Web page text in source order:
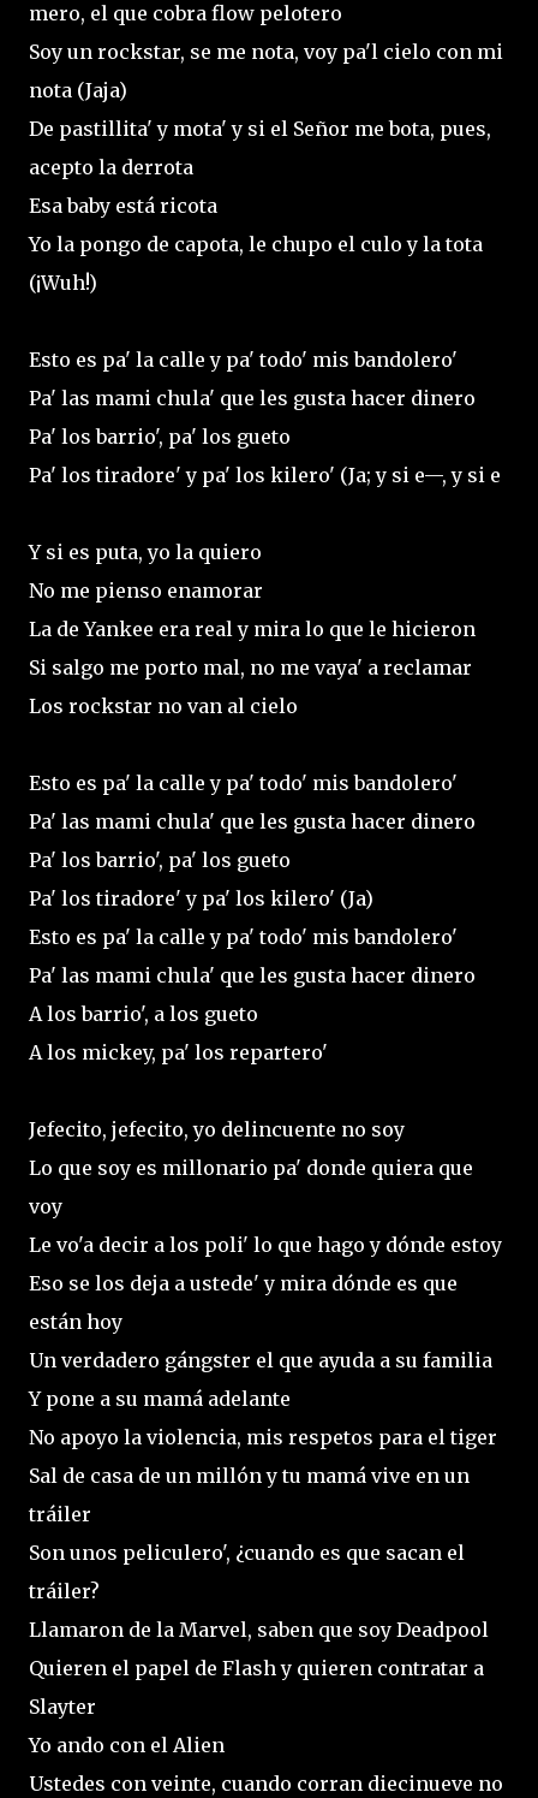
mero, el que cobra flow pelotero
Soy un rockstar, se me nota, voy pa'l cielo con mi
nota (Jaja)
De pastillita' y mota' y si el Señor me bota, pues,
acepto la derrota
Esa baby está ricota
Yo la pongo de capota, le chupo el culo y la tota
(¡Wuh!)
Esto es pa' la calle y pa' todo' mis bandolero'
Pa' las mami chula' que les gusta hacer dinero
Pa' los barrio', pa' los gueto
Pa' los tiradore' y pa' los kilero' (Ja; y si e—, y si e
Y si es puta, yo la quiero
No me pienso enamorar
La de Yankee era real y mira lo que le hicieron
Si salgo me porto mal, no me vaya' a reclamar
Los rockstar no van al cielo
Esto es pa' la calle y pa' todo' mis bandolero'
Pa' las mami chula' que les gusta hacer dinero
Pa' los barrio', pa' los gueto
Pa' los tiradore' y pa' los kilero' (Ja)
Esto es pa' la calle y pa' todo' mis bandolero'
Pa' las mami chula' que les gusta hacer dinero
A los barrio', a los gueto
A los mickey, pa' los repartero'
Jefecito, jefecito, yo delincuente no soy
Lo que soy es millonario pa' donde quiera que
voy
Le vo'a decir a los poli' lo que hago y dónde estoy
Eso se los deja a ustede' y mira dónde es que
están hoy
Un verdadero gángster el que ayuda a su familia
Y pone a su mamá adelante
No apoyo la violencia, mis respetos para el tiger
Sal de casa de un millón y tu mamá vive en un
tráiler
Son unos peliculero', ¿cuando es que sacan el
tráiler?
Llamaron de la Marvel, saben que soy Deadpool
Quieren el papel de Flash y quieren contratar a
Slayter
Yo ando con el Alien
Ustedes con veinte, cuando corran diecinueve no